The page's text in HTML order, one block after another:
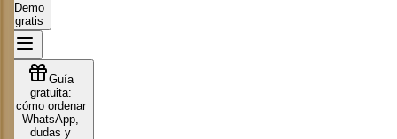
Demo
gratis
Guía
gratuita:
cómo ordenar
WhatsApp,
dudas y